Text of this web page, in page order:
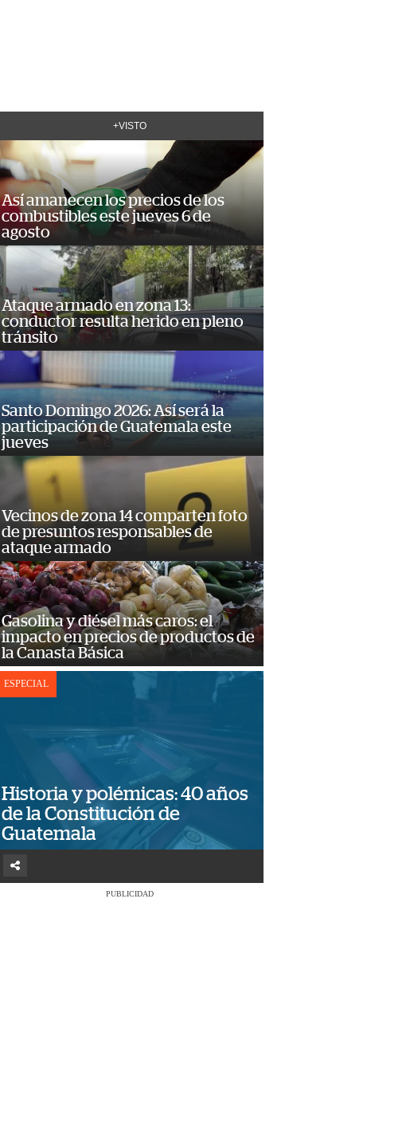
+VISTO
Así amanecen los precios de los
combustibles este jueves 6 de
agosto
Ataque armado en zona 13:
conductor resulta herido en pleno
tránsito
Santo Domingo 2026: Así será la
participación de Guatemala este
jueves
Vecinos de zona 14 comparten foto
de presuntos responsables de
ataque armado
Gasolina y diésel más caros: el
impacto en precios de productos de
la Canasta Básica
ESPECIAL
Historia y polémicas: 40 años
de la Constitución de
Guatemala
PUBLICIDAD